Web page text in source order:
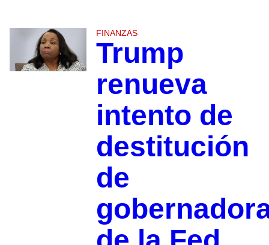
FINANZAS
Trump
renueva
intento de
destitución
de